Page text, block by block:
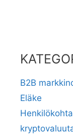
B2B
Eläke